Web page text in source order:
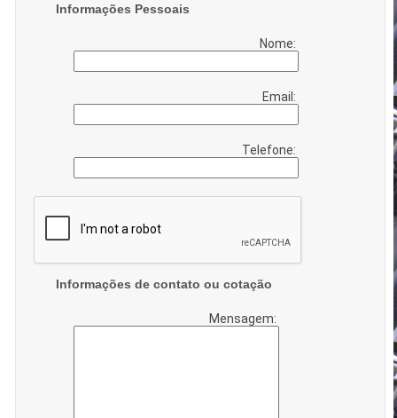
Informações Pessoais
Nome:
Email:
Telefone:
Informações de contato ou cotação
Mensagem: